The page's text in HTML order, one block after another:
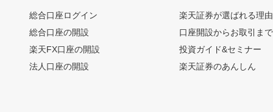
総合口座ログイン
総合口座の開設
楽天FX口座の開設
法人口座の開設
楽天証券が選ばれる理由
口座開設からお取引ま
投資ガイド&セミナー
楽天証券のあんしん